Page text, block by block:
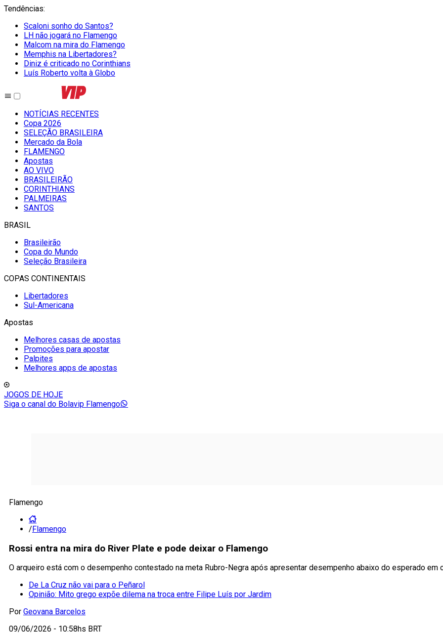
Tendências:
Scaloni sonho do Santos?
LH não jogará no Flamengo
Malcom na mira do Flamengo
Memphis na Libertadores?
Diniz é criticado no Corinthians
Luís Roberto volta à Globo
NOTÍCIAS RECENTES
Copa 2026
SELEÇÃO BRASILEIRA
Mercado da Bola
FLAMENGO
Apostas
AO VIVO
BRASILEIRÃO
CORINTHIANS
PALMEIRAS
SANTOS
BRASIL
Brasileirão
Copa do Mundo
Seleção Brasileira
COPAS CONTINENTAIS
Libertadores
Sul-Americana
Apostas
Melhores casas de apostas
Promoções para apostar
Palpites
Melhores apps de apostas
JOGOS DE HOJE
Siga o canal do Bolavip Flamengo
Flamengo
/Flamengo
Rossi entra na mira do River Plate e pode deixar o Flamengo
O arqueiro está com o desempenho contestado na meta Rubro-Negra após apresentar desempenho abaixo do esperado em
De La Cruz não vai para o Peñarol
Opinião: Mito grego expõe dilema na troca entre Filipe Luís por Jardim
Por Geovana Barcelos
09/06/2026 - 10:58hs BRT